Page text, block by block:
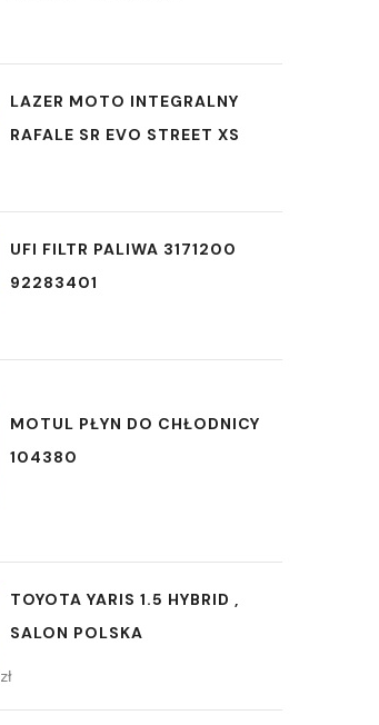
LAZER MOTO INTEGRALNY
RAFALE SR EVO STREET XS
UFI FILTR PALIWA 3171200
92283401
MOTUL PŁYN DO CHŁODNICY
104380
TOYOTA YARIS 1.5 HYBRID ,
SALON POLSKA
zł